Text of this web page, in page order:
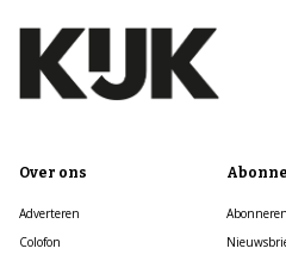
Over ons
Adverteren
Colofon
Abonneren